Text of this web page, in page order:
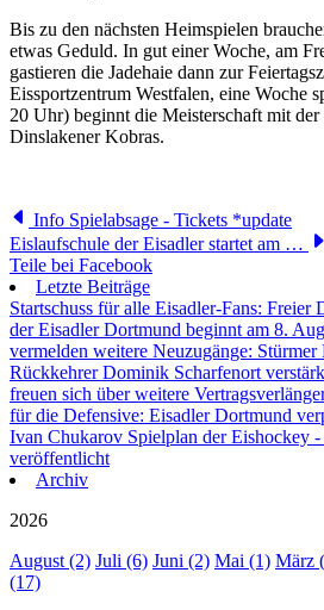
Bis zu den nächsten Heimspielen
etwas Geduld. In gut einer Woche, am
gastieren die Jadehaie dann zur
Eissportzentrum Westfalen, eine Woche
20 Uhr) beginnt die Meisterschaft mit der
Dinslakener Kobras.
Info Spielabsage - Tickets *update
Eislaufschule der Eisadler startet am …
Teile bei Facebook
Letzte Beiträge
Startschuss für alle Eisadler-Fans: Freier
der Eisadler Dortmund beginnt am 8.
vermelden weitere Neuzugänge:
Rückkehrer Dominik Scharfenort
freuen sich über weitere
für die Defensive: Eisadler Dortmund
Ivan Chukarov Spielplan der Eishockey
veröffentlicht
Archiv
2026
August (2) Juli (6) Juni (2) Mai (1) März
(17)